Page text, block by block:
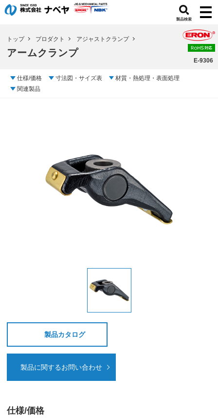
製品検索
トップ プロダクト アジャストクランプ
アームクランプ
E-9306
仕様/価格 寸法図・サイズ表
材質・熱処理・表面処理
関連製品
製品カタログ
製品に関するお問い合わせ
仕様/価格